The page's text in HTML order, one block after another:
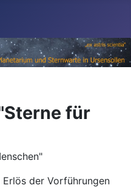
für
der Vorführungen